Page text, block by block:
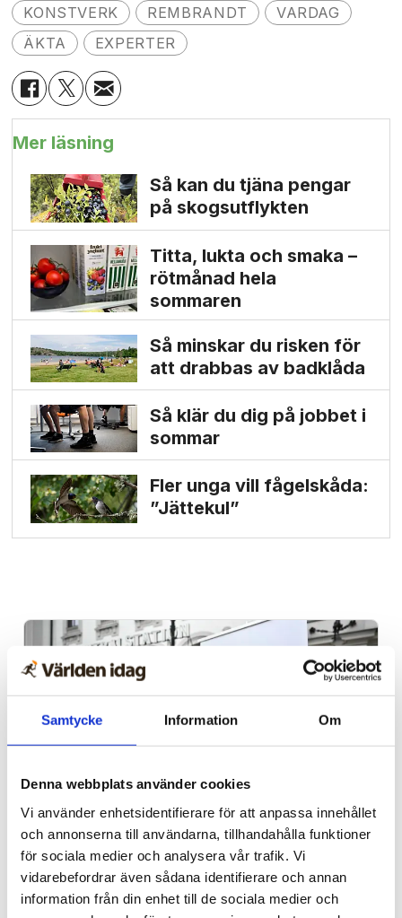
Samtycke Information Om
Denna webbplats använder cookies
Vi använder enhetsidentifierare för att anpassa innehållet
och annonserna till användarna, tillhandahålla funktioner
för sociala medier och analysera vår trafik. Vi
vidarebefordrar även sådana identifierare och annan
information från din enhet till de sociala medier och
KONSTVERK
REMBRANDT
VARDAG
ÄKTA
EXPERTER
Mer läsning
Så kan du tjäna pengar
på skogs­utflykten
Titta, lukta och smaka –
rötmånad hela
sommaren
Så minskar du risken för
att drabbas av badklåda
Så klär du dig på jobbet i
sommar
Fler unga vill fågelskåda:
”Jättekul”
Propalestinska rörelsen
Granskning: Fler V-
ledamöter skickade